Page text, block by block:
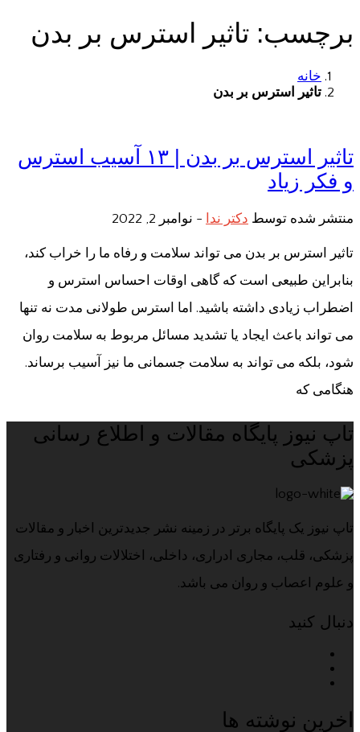
برچسب: تاثیر استرس بر بدن
خانه
تاثیر استرس بر بدن
تاثیر استرس بر بدن | ۱۳ آسیب استرس
و فکر زیاد
منتشر شده توسط دکتر ندا - نوامبر 2, 2022
تاثیر استرس بر بدن می تواند سلامت و رفاه ما را خراب کند،
بنابراین طبیعی است که گاهی اوقات احساس استرس و
اضطراب زیادی داشته باشید. اما استرس طولانی مدت نه تنها
می تواند باعث ایجاد یا تشدید مسائل مربوط به سلامت روان
شود، بلکه می تواند به سلامت جسمانی ما نیز آسیب برساند.
هنگامی که
تاپ نیوز پایگاه مقالات و اطلاع رسانی
پزشکی
تاپ نیوز یک پایگاه برتر در زمینه نشر جدیدترین اخبار و مقالات
پزشکی، قلب، مجاری ادراری، داخلی، اختلالات روانی و رفتاری
و علوم اعصاب و روان می باشد.
دنبال کنید
اخرین نوشته ها